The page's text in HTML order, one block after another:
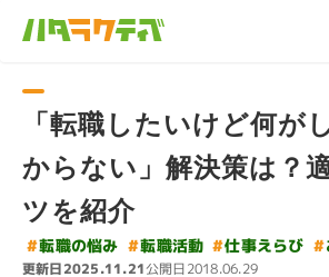
「転職したいけど何が
からない」解決策は？
ツを紹介
#転職の悩み #転職活動 #仕事えらび #
更新日2025.11.21公開日2018.06.29